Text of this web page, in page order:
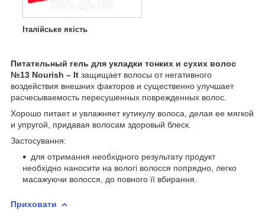
Італійське якість
Питательный гель для укладки тонких и сухих волос
№13 Nourish – It защищает волосы от негативного
воздействия внешних факторов и существенно улучшает
расчесываемость пересушенных поврежденных волос.
Хорошо питает и увлажняет кутикулу волоса, делая ее мягкой
и упругой, придавая волосам здоровый блеск.
Застосування:
для отримання необхідного результату продукт
необхідно наносити на вологі волосся попрядно, легко
масажуючи волосся, до повного її вбирання.
Приховати